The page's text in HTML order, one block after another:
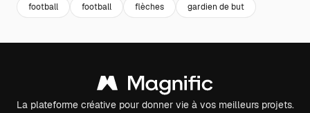
football football flèches gardien de but
La plateforme créative pour donner vie à vos meilleurs projets.